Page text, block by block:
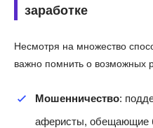
заработке
Несмотря на множество
важно помнить о возможных
Мошенничество:
аферисты, обещающие